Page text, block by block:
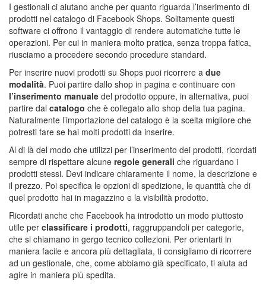
I gestionali ci aiutano anche per quanto riguarda l’inserimento di
prodotti nel catalogo di Facebook Shops. Solitamente questi
software ci offrono il vantaggio di rendere automatiche tutte le
operazioni. Per cui in maniera molto pratica, senza troppa fatica,
riusciamo a procedere secondo procedure standard.
Per inserire nuovi prodotti su Shops puoi ricorrere a due
modalità. Puoi partire dallo shop in pagina e continuare con
l’inserimento manuale del prodotto oppure, in alternativa, puoi
partire dal catalogo che è collegato allo shop della tua pagina.
Naturalmente l’importazione del catalogo è la scelta migliore che
potresti fare se hai molti prodotti da inserire.
Al di là del modo che utilizzi per l’inserimento dei prodotti, ricordati
sempre di rispettare alcune regole generali che riguardano i
prodotti stessi. Devi indicare chiaramente il nome, la descrizione e
il prezzo. Poi specifica le opzioni di spedizione, le quantità che di
quel prodotto hai in magazzino e la visibilità prodotto.
Ricordati anche che Facebook ha introdotto un modo piuttosto
utile per classificare i prodotti, raggruppandoli per categorie,
che si chiamano in gergo tecnico collezioni. Per orientarti in
maniera facile e ancora più dettagliata, ti consigliamo di ricorrere
ad un gestionale, che, come abbiamo già specificato, ti aiuta ad
agire in maniera più spedita.